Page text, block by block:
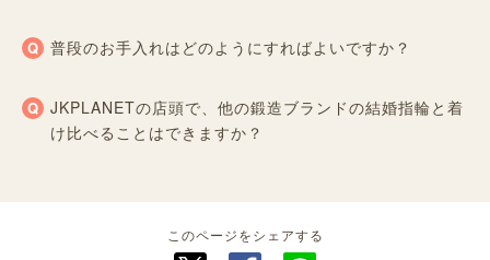
普段のお手入れはどのようにすればよいですか？
JKPLANETの店頭で、他の鍛造ブランドの結婚指輪と着
け比べることはできますか？
このページをシェアする